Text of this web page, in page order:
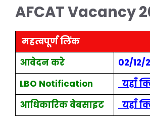
AFCATVacancy
महत्वपूर्ण लिंक
आवेदन करे
02/12/
LBO Notification
यहाँ
आधिकारिक वेबसाइट
यहाँ